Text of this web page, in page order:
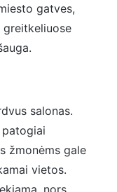
gatves,
greitkeliuose
salonas.
žmonėms gale
vietos.